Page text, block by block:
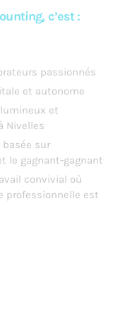
c’est :
passionnés
et autonome
et
Nivelles
basée sur
le gagnant-gagnant
convivial où
professionnelle est